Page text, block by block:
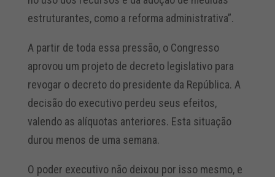
estruturantes, como a reforma administrativa”.
A partir de toda essa pressão, o Congresso
aprovou um projeto de decreto legislativo para
revogar o decreto do presidente da República. A
decisão do executivo perdeu seus efeitos,
valendo as alíquotas anteriores. Esta situação
durou menos de uma semana.
O poder executivo não deixou por isso mesmo, e